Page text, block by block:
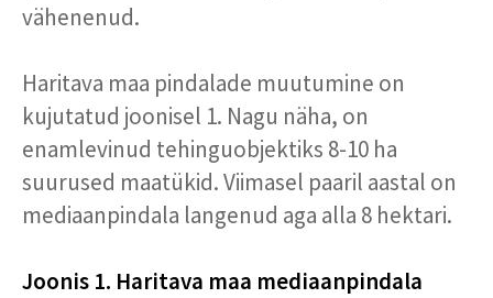
vähenenud.
Haritava maa pindalade muutumine on
kujutatud joonisel 1. Nagu näha, on
enamlevinud tehinguobjektiks 8-10 ha
suurused maatükid. Viimasel paaril aastal on
mediaanpindala langenud aga alla 8 hektari.
Joonis 1. Haritava maa mediaanpindala